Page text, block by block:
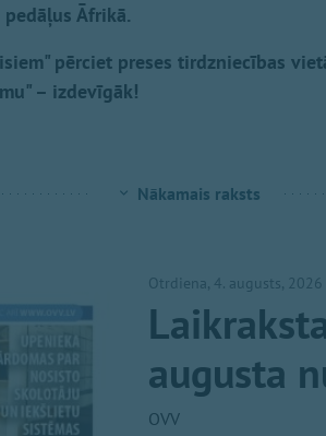
Āfrikā.
pērciet preses tirdzniecības
– izdevīgāk!
Nākamais raksts
Otrdiena, 4. augusts,
augusta
OVV